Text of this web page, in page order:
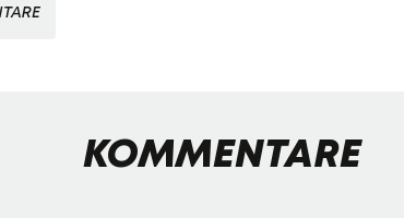
KOMMENTARE